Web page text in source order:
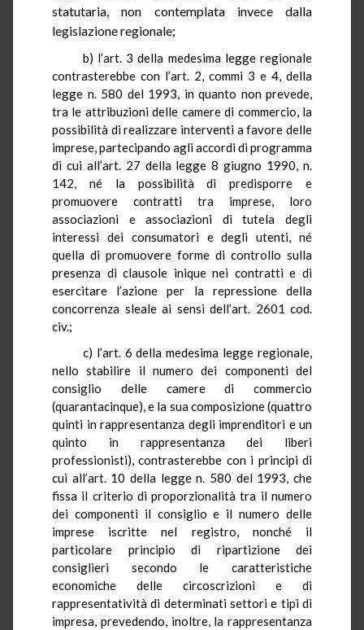
statutaria, non contemplata invece dalla
legislazione regionale;
b) l’art. 3 della medesima legge regionale
contrasterebbe con l’art. 2, commi 3 e 4, della
legge n. 580 del 1993, inquanto non prevede,
tra le attribuzioni delle camere di commercio, la
possibilità di realizzare interventi a favore delle
imprese, partecipando agli accordi di programma
di cui all’art. 27 della legge 8 giugno 1990, n.
142, né la possibilità di predisporre e
promuovere contratti tra imprese, loro
associazioni e associazioni di tutela degli
interessi dei consumatori e degli utenti, né
quella di promuovere forme di controllo sulla
presenza di clausole inique nei contratti e di
esercitare l’azione per la repressione della
concorrenza sleale ai sensi dell’art. 2601 cod.
civ.;
c) l’art. 6 della medesima legge regionale,
nello stabilire il numero dei componenti del
consiglio delle camere di commercio
(quarantacinque), e la sua composizione (quattro
quinti in rappresentanza degli imprenditori e un
quinto in rappresentanza dei liberi
professionisti), contrasterebbe con i principi di
cui all’art. 10 della legge n. 580 del 1993, che
fissa il criterio di proporzionalità tra il numero
dei componenti il consiglio e il numero delle
imprese iscritte nel registro, nonché il
particolare principio di ripartizione dei
consiglieri secondo le caratteristiche
economiche delle circoscrizioni e di
rappresentatività di determinati settori e tipi di
impresa, prevedendo, inoltre, la rappresentanza